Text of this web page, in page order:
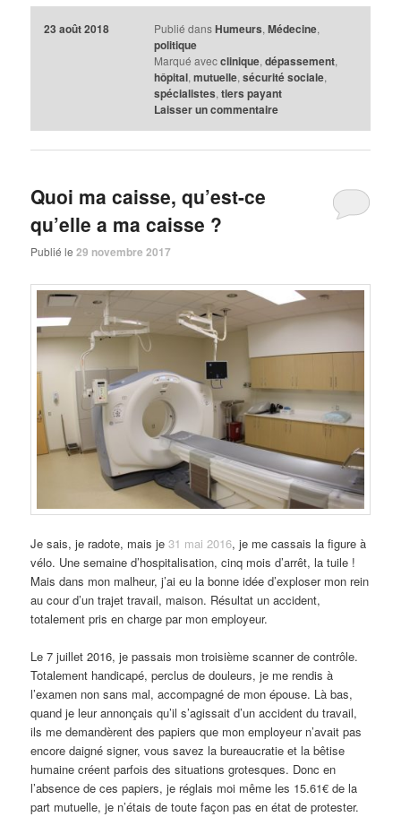
23 août 2018 Publié dans Humeurs, Médecine,
politique
Marqué avec clinique, dépassement,
hôpital, mutuelle, sécurité sociale,
spécialistes, tiers payant
Laisser un commentaire
Quoi ma caisse, qu’est-ce
qu’elle a ma caisse ?
Publié le29 novembre 2017
Je sais, je radote, mais je31 mai 2016, je me cassais la figure à
vélo. Une semaine d’hospitalisation, cinq mois d’arrêt, la tuile !
Mais dans mon malheur, j’ai eu la bonne idée d’exploser mon rein
au cour d’un trajet travail, maison. Résultat un accident,
totalement pris en charge par mon employeur.
Le 7 juillet 2016, je passais mon troisième scanner de contrôle.
Totalement handicapé, perclus de douleurs, je me rendis à
l’examen non sans mal, accompagné de mon épouse. Là bas,
quand je leur annonçais qu’il s’agissait d’un accident du travail,
ils me demandèrent des papiers que mon employeur n’avait pas
encore daigné signer, vous savez la bureaucratie et la bêtise
humaine créent parfois des situations grotesques. Donc en
l’absence de ces papiers, je réglais moi même les 15.61€ de la
part mutuelle, je n’étais de toute façon pas en état de protester.